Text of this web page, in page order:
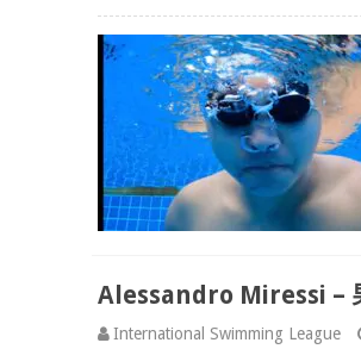
Alessandro Miressi –
International Swimming League